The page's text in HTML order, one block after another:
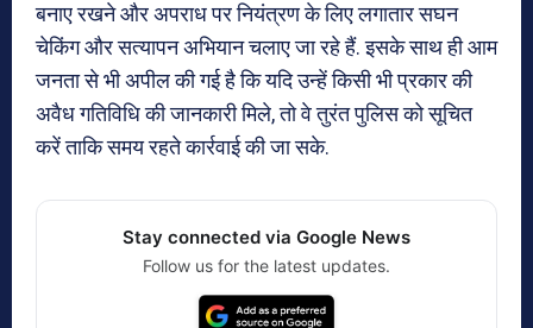
बनाए रखने और अपराध पर नियंत्रण के लिए लगातार सघन
चेकिंग और सत्यापन अभियान चलाए जा रहे हैं. इसके साथ ही आम
जनता से भी अपील की गई है कि यदि उन्हें किसी भी प्रकार की
अवैध गतिविधि की जानकारी मिले, तो वे तुरंत पुलिस को सूचित
करें ताकि समय रहते कार्रवाई की जा सके.
Stay connected via Google News
Follow us for the latest updates.